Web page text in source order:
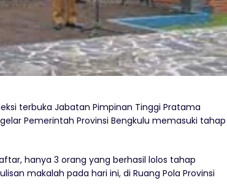
terbuka Jabatan Pimpinan Tinggi Pratama
Pemerintah Provinsi Bengkulu memasuki tahap
hanya 3 orang yang berhasil lolos tahap
makalah pada hari ini, di Ruang Pola Provinsi